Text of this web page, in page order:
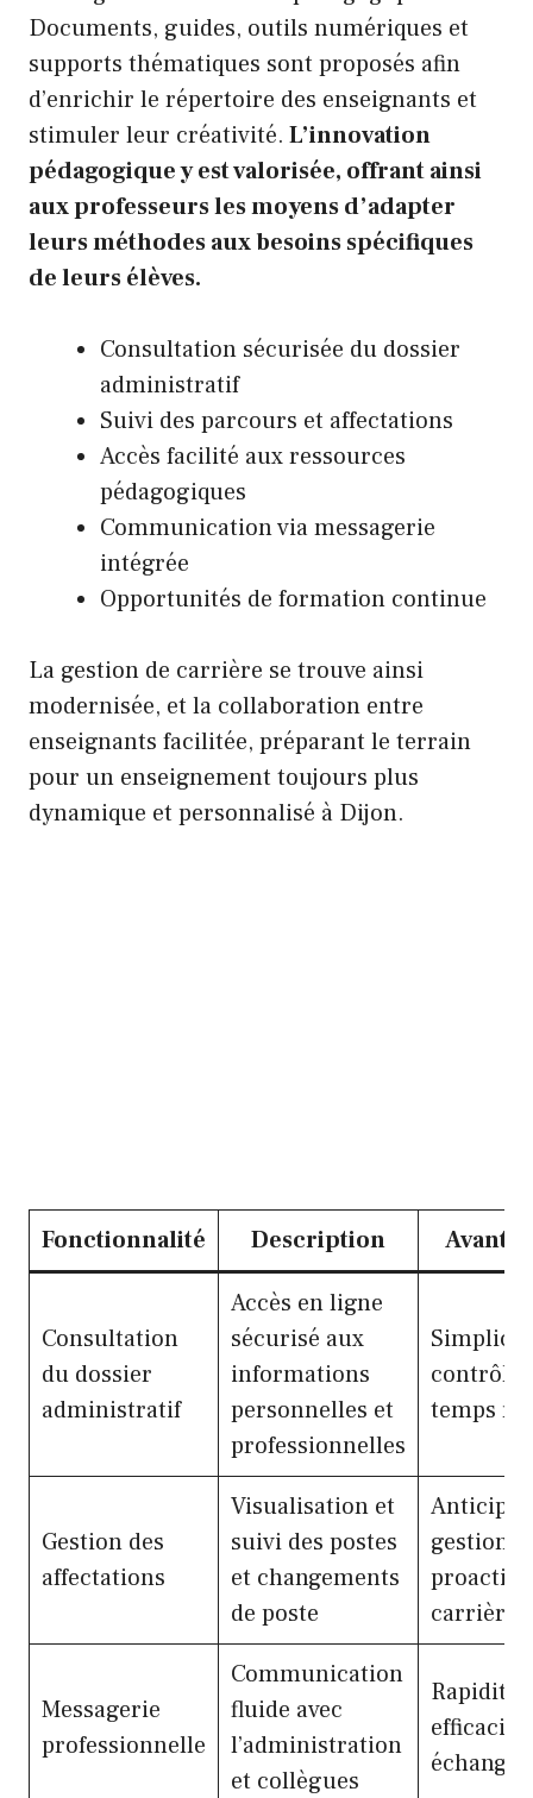
Documents, guides, outils numériques et
supports thématiques sont proposés afin
d’enrichir le répertoire des enseignants et
stimuler leur créativité. L’innovation
pédagogique y est valorisée, offrant ainsi
aux professeurs les moyens d’adapter
leurs méthodes aux besoins spécifiques
de leurs élèves.
Consultation sécurisée du dossier
administratif
Suivi des parcours et affectations
Accès facilité aux ressources
pédagogiques
Communication via messagerie
intégrée
Opportunités de formation continue
La gestion de carrière se trouve ainsi
modernisée, et la collaboration entre
enseignants facilitée, préparant le terrain
pour un enseignement toujours plus
dynamique et personnalisé à Dijon.
Fonctionnalité Description
Consultation
du dossier
administratif
Accès en ligne
sécurisé aux
informations
personnelles et
professionnelles
contrôle
temps
Gestion des
affectations
Visualisation et
suivi des postes
et changements
de poste
gestion
carrière
Messagerie
professionnelle
Communication
fluide avec
l’administration
et collègues
Rapidité
efficacité
échanges